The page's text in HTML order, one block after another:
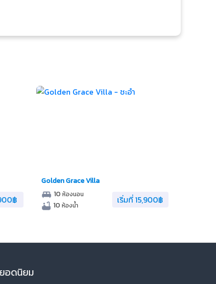
฿
Golden Grace Villa
10 ห้องนอน
10 ห้องน้ำ เริ่มที่ 15,900฿
อดนิยม